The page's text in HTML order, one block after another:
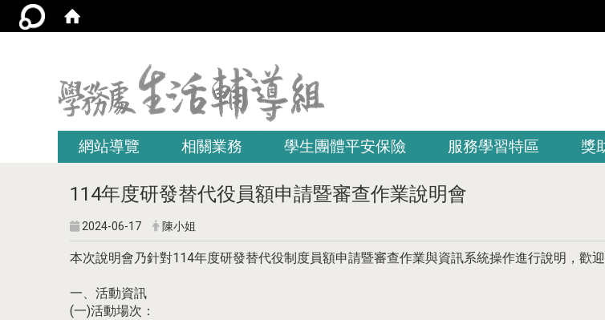
網站導覽 相關業務 學生團體平安保險 服務學習特區 獎
114年度研發替代役員額申請暨審查作業說明會
2024-06-17 陳小姐
本次說明會乃針對114年度研發替代役制度員額申請暨審查作業與資訊系統操作進行說明，歡
一、活動資訊
(一)活動場次：